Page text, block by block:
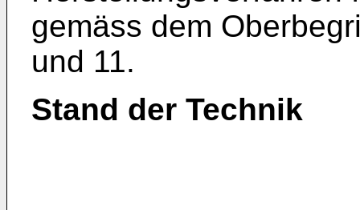
gemäss dem
und 11.
Stand der Technik